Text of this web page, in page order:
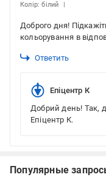
Колір: білий
Доброго дня!
кольорування в
Ответить
Епіцентр К
Добрий день! Так,
Епіцентр К.
Популярные